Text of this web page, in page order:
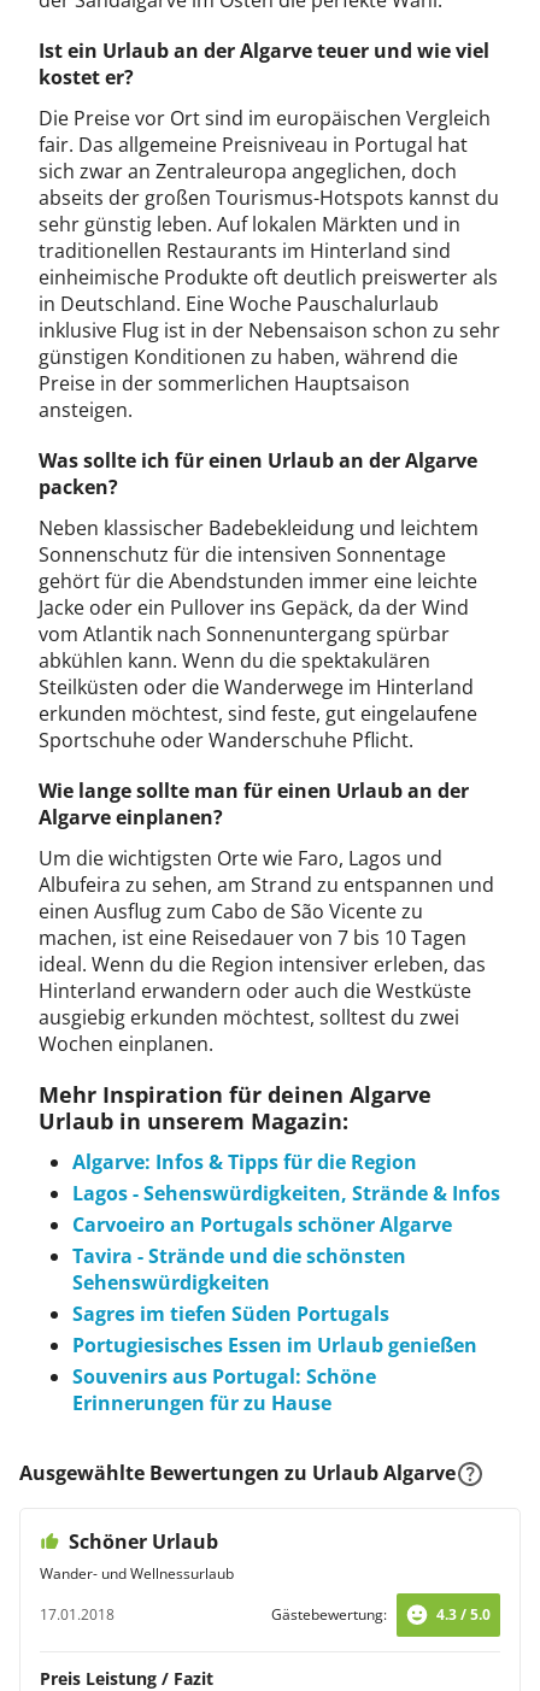
Ist ein Urlaub an der Algarve teuer und wie viel
kostet er?
Die Preise vor Ort sind im europäischen Vergleich
fair. Das allgemeine Preisniveau in Portugal hat
sich zwar an Zentraleuropa angeglichen, doch
abseits der großen Tourismus-Hotspots kannst du
sehr günstig leben. Auf lokalen Märkten und in
traditionellen Restaurants im Hinterland sind
einheimische Produkte oft deutlich preiswerter als
in Deutschland. Eine Woche Pauschalurlaub
inklusive Flug ist in der Nebensaison schon zu sehr
günstigen Konditionen zu haben, während die
Preise in der sommerlichen Hauptsaison
ansteigen.
Was sollte ich für einen Urlaub an der Algarve
packen?
Neben klassischer Badebekleidung und leichtem
Sonnenschutz für die intensiven Sonnentage
gehört für die Abendstunden immer eine leichte
Jacke oder ein Pullover ins Gepäck, da der Wind
vom Atlantik nach Sonnenuntergang spürbar
abkühlen kann. Wenn du die spektakulären
Steilküsten oder die Wanderwege im Hinterland
erkunden möchtest, sind feste, gut eingelaufene
Sportschuhe oder Wanderschuhe Pflicht.
Wie lange sollte man für einen Urlaub an der
Algarve einplanen?
Um die wichtigsten Orte wie Faro, Lagos und
Albufeira zu sehen, am Strand zu entspannen und
einen Ausflug zum Cabo de São Vicente zu
machen, ist eine Reisedauer von 7 bis 10 Tagen
ideal. Wenn du die Region intensiver erleben, das
Hinterland erwandern oder auch die Westküste
ausgiebig erkunden möchtest, solltest du zwei
Wochen einplanen.
Mehr Inspiration für deinen Algarve
Urlaub in unserem Magazin:
Algarve: Infos & Tipps für die Region
Lagos - Sehenswürdigkeiten, Strände & Infos
Carvoeiro an Portugals schöner Algarve
Tavira - Strände und die schönsten
Sehenswürdigkeiten
Sagres im tiefen Süden Portugals
Portugiesisches Essen im Urlaub genießen
Souvenirs aus Portugal: Schöne
Erinnerungen für zu Hause
Ausgewählte Bewertungen zu Urlaub Algarve
Schöner Urlaub
Wander- und Wellnessurlaub
17.01.2018
Gästebewertung: 4.3 / 5.0
Preis Leistung / Fazit